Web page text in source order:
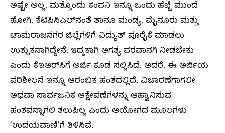
ಅಷ್ಟೇ ಅಲ್ಲ, ಮತ್ತೊಂದು ಕಂಪನಿ ಇನ್ನೂ ಒಂದು ಹೆಜ್ಜೆ ಮುಂದೆ
ಹೋಗಿ, ಕೆಟಿಪಿಸಿಎಲ್‌ನಂತೆ ತಾನೂ ಮಂಡ್ಯ, ಮೈಸೂರು ಮತ್ತು
ಚಾಮರಾಜನಗರ ಜಿಲ್ಲೆಗಳಿಗೆ ವಿದ್ಯುತ್‌ ಪೂರೈಕೆ ಮಾಡಲು
ಉತ್ಸುಕನಾಗಿದ್ದೇನೆ. ಇದ್ಕಕಾಗಿ ಅಗತ್ಯ ಪರವಾನಗಿ ನೀಡಬೇಕು
ಎಂದು ಕೆಇಆರ್‌ಸಿಗೆ ಅರ್ಜಿ ಕೂಡ ಸಲ್ಲಿಸಿದೆ. ಆದರೆ, ಈ ಅರ್ಜಿಯ
ಪರಿಶೀಲನೆ ಇನ್ನೂ ಆರಂಭಿಕ ಹಂತದಲ್ಲಿದೆ. ವಿಚಾರಣೆಗಾಗಲೀ
ಅಥವಾ ಸಾರ್ವಜನಿಕ ಆಕ್ಷೇಪಣೆಗಳನ್ನು ಆಹ್ವಾನಿಸುವ
ಹಂತವನ್ನಾಗಲಿ ತಲುಪಿಲ್ಲ ಎಂದು ಆಯೋಗದ ಮೂಲಗಳು
'ಉದಯವಾಣಿ'ಗೆ ತಿಳಿಸಿವೆ.